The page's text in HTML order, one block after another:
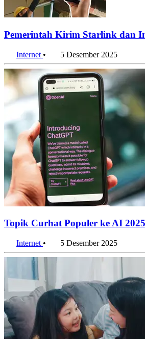
Pemerintah Kirim Starlink dan
Internet • 5 Desember 2025
Topik Curhat Populer ke AI 2025
Internet • 5 Desember 2025